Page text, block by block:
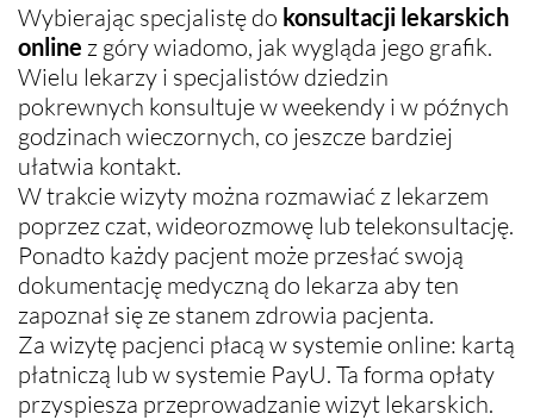
Wybierając specjalistę do konsultacji lekarskich
online z góry wiadomo, jak wygląda jego grafik.
Wielu lekarzy i specjalistów dziedzin
pokrewnych konsultuje w weekendy i w późnych
godzinach wieczornych, co jeszcze bardziej
ułatwia kontakt.
W trakcie wizyty można rozmawiać z lekarzem
poprzez czat, wideorozmowę lub telekonsultację.
Ponadto każdy pacjent może przesłać swoją
dokumentację medyczną do lekarza aby ten
zapoznał się ze stanem zdrowia pacjenta.
Za wizytę pacjenci płacą w systemie online: kartą
płatniczą lub w systemie PayU. Ta forma opłaty
przyspiesza przeprowadzanie wizyt lekarskich.